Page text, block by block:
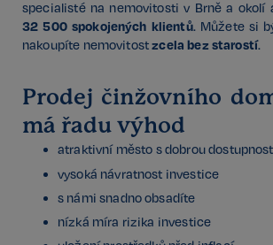
specialisté na nemovitosti v Brně a okolí
32 500 spokojených klientů. Můžete si
nakoupíte nemovitostzcela bez starostí.
Prodej činžovního
má řadu výhod
atraktivní město s dobrou
vysoká návratnost investice
s námi snadno obsadíte
nízká míra rizika investice